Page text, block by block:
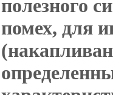
полезного
помех, для